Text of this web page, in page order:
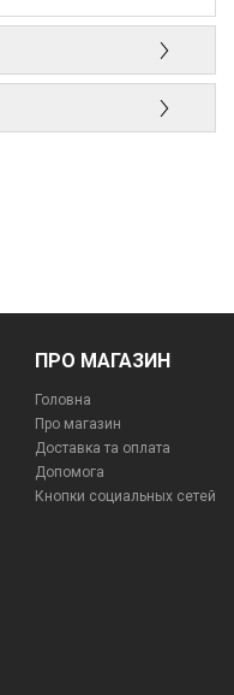
ПРО МАГАЗИН
Головна
Про магазин
Доставка та оплата
Допомога
Кнопки социальных сетей